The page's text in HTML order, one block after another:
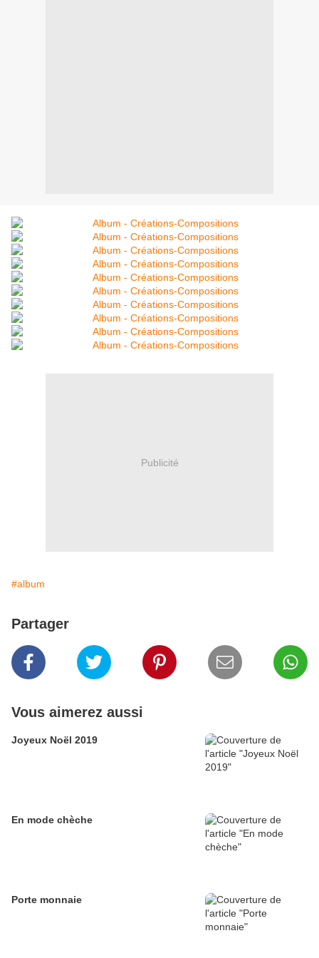
Publicité
#album
Partager
Vous aimerez aussi
Joyeux Noël 2019
En mode chèche
Porte monnaie